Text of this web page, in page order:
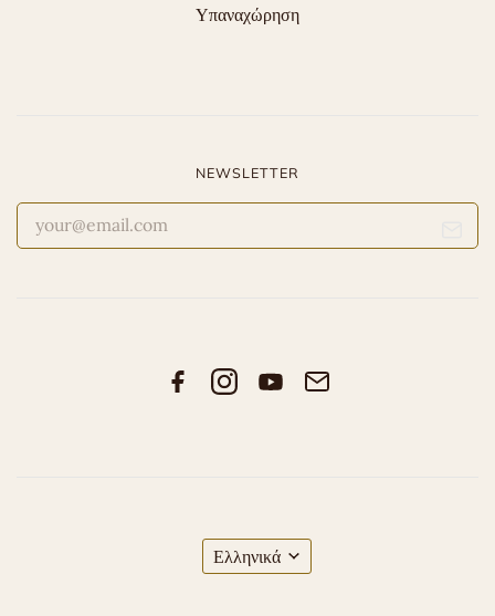
Υπαναχώρηση
NEWSLETTER
Ελληνικά